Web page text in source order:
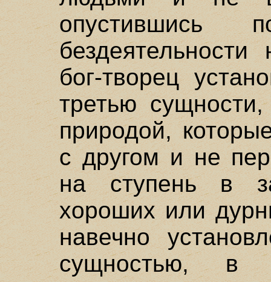
опустившись
бог-творец
третью
природой,
с другом и не
на ступень в
хороших или
навечно
сущностью, в